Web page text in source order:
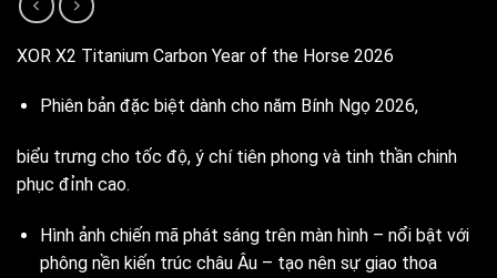
XOR X2 Titanium Carbon Year of the Horse 2026
Phiên bản đặc biệt dành cho năm Bính Ngọ 2026,
biểu trưng cho tốc độ, ý chí tiên phong và tinh thần chinh
phục đỉnh cao.
Hình ảnh chiến mã phát sáng trên màn hình – nổi bật với
phông nền kiến trúc châu Âu – tạo nên sự giao thoa